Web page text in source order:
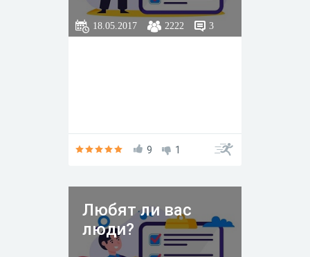
18.05.2017 2222 3
9 1
Любят ли вас
люди?